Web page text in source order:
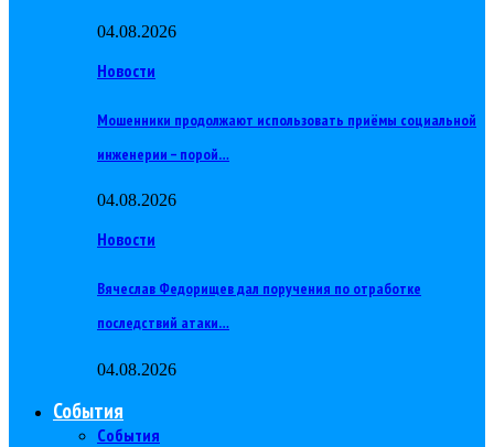
04.08.2026
Новости
Мошенники продолжают использовать приёмы социальной
инженерии – порой…
04.08.2026
Новости
Вячеслав Федорищев дал поручения по отработке
последствий атаки…
04.08.2026
События
События